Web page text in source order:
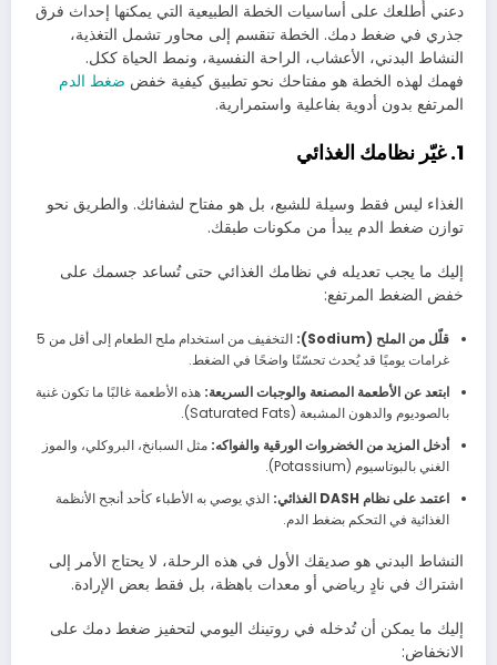
دعني أُطلعك على أساسيات الخطة الطبيعية التي يمكنها إحداث فرق
جذري في ضغط دمك. الخطة تنقسم إلى محاور تشمل التغذية،
النشاط البدني، الأعشاب، الراحة النفسية، ونمط الحياة ككل.
فهمك لهذه الخطة هو مفتاحك نحو تطبيق كيفية خفض ضغط الدم
المرتفع بدون أدوية بفاعلية واستمرارية.
1. غيّر نظامك الغذائي
الغذاء ليس فقط وسيلة للشبع، بل هو مفتاح لشفائك. والطريق نحو
توازن ضغط الدم يبدأ من مكونات طبقك.
إليك ما يجب تعديله في نظامك الغذائي حتى تُساعد جسمك على
خفض الضغط المرتفع:
قلّل من الملح (Sodium):
التخفيف من استخدام ملح الطعام إلى أقل من 5
غرامات يوميًا قد يُحدث تحسّنًا واضحًا في الضغط.
ابتعد عن الأطعمة المصنعة والوجبات السريعة: هذه الأطعمة غالبًا ما تكون غنية
بالصوديوم والدهون المشبعة (Saturated Fats).
أدخل المزيد من الخضروات الورقية والفواكه: مثل السبانخ، البروكلي، والموز
الغني بالبوتاسيوم (Potassium).
اعتمد على نظام DASH الغذائي:
الذي يوصي به الأطباء كأحد أنجح الأنظمة
الغذائية في التحكم بضغط الدم.
النشاط البدني هو صديقك الأول في هذه الرحلة، لا يحتاج الأمر إلى
اشتراك في نادٍ رياضي أو معدات باهظة، بل فقط بعض الإرادة.
إليك ما يمكن أن تُدخله في روتينك اليومي لتحفيز ضغط دمك على
الانخفاض: